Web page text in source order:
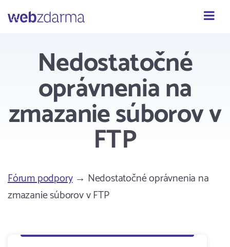
Webzdarma
Nedostatočné
oprávnenia na
zmazanie súborov v
FTP
Fórum podpory→ Nedostatočné oprávnenia na
zmazanie súborov v FTP